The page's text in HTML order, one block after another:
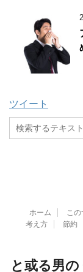
ツイート
ホーム この
考え方
節約
と或る男